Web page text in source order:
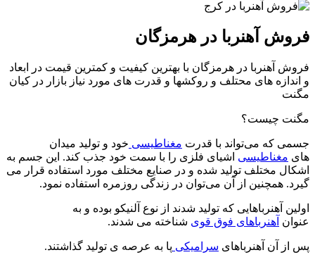
فروش آهنربا در هرمزگان
فروش آهنربا در هرمزگان با بهترین کیفیت و کمترین قیمت در ابعاد
و اندازه های محتلف و روکشها و قدرت های مورد نیاز بازار در کیان
مگنت
مگنت چیست؟
جسمی که می‌تواند با قدرت مغناطیسی خود و تولید میدان
های مغناطیسی اشیای فلزی را با سمت خود جذب کند. این جسم به
اشکال مختلف تولید شده و در صنایع مختلف مورد استفاده قرار می
گیرد. همچنین از آن می‌توان در زندگی روزمره استفاده نمود.
اولین آهنرباهایی که تولید شدند از نوع آلنیکو بوده و به
عنوان آهنرباهای فوق قوی شناخته می شدند.‌
پس از آن آهنرباهای سرامیکی پا به عرصه ی تولید گذاشتند.